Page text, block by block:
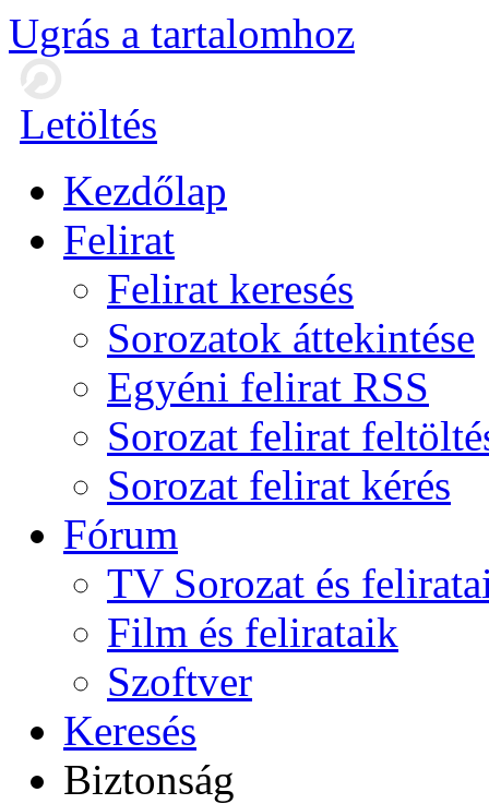
Ugrás a tartalomhoz
Letöltés
Kezdőlap
Felirat
Felirat keresés
Sorozatok áttekintése
Egyéni felirat RSS
Sorozat felirat
Sorozat felirat kérés
Fórum
TV Sorozat és
Film és felirataik
Szoftver
Keresés
Biztonság